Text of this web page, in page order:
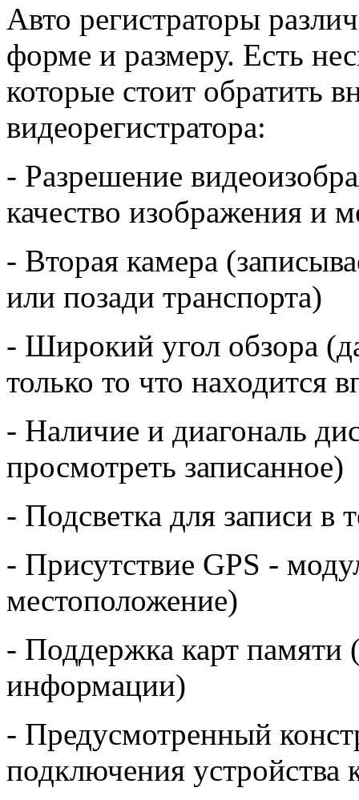
Авто регистраторы
форме и размеру. Есть
которые стоит обратить
видеорегистратора:
- Разрешение
качество изображения и
- Вторая камера
или позади транспорта)
- Широкий угол обзора
только то что находится
- Наличие и диагональ
просмотреть записанное)
- Подсветка для записи в
- Присутствие GPS -
местоположение)
- Поддержка карт памяти
информации)
- Предусмотренный
подключения устройства